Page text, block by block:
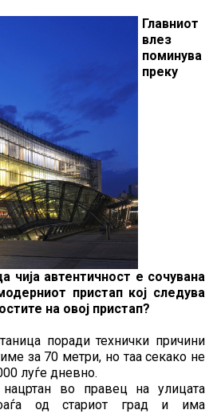
Главниот
влез
поминува
преку
чија автентичност е сочувана
пристап кој следува
на овој пристап?
поради технички причини
за 70 метри, но таа секако не
луѓе дневно.
во правец на улицата
од стариот град и има